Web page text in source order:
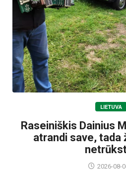
LIETUVA
Raseiniškis Dainius
atrandi save, tada
2026-08-